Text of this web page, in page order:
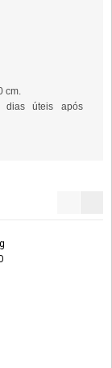
cm.
dias úteis após